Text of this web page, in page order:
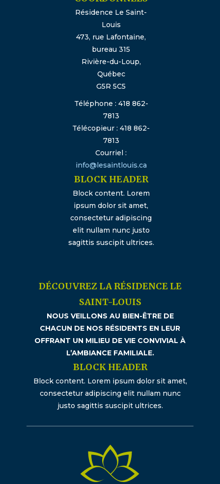
Résidence Le Saint-
Louis
473, rue Lafontaine,
bureau 315
Rivière-du-Loup,
Québec
G5R 5C5
Téléphone : 418 862-
7813
Télécopieur : 418 862-
7813
Courriel :
info@lesaintlouis.ca
BLOCK HEADER
Block content. Lorem
ipsum dolor sit amet,
consectetur adipiscing
elit nullam nunc justo
sagittis suscipit ultrices.
DÉCOUVREZ LA RÉSIDENCE LE
SAINT-LOUIS
NOUS VEILLONS AU BIEN-ÊTRE DE
CHACUN DE NOS RÉSIDENTS EN LEUR
OFFRANT UN MILIEU DE VIE CONVIVIAL À
L’AMBIANCE FAMILIALE.
BLOCK HEADER
Block content. Lorem ipsum dolor sit amet,
consectetur adipiscing elit nullam nunc
justo sagittis suscipit ultrices.